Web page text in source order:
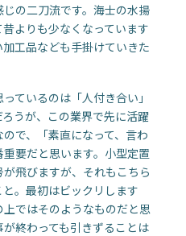
の二刀流です。海士の水揚
よりも少なくなっています
工品なども手掛けていきた
ているのは「人付き合い」
うが、この業界で先に活躍
で、「素直になって、言わ
要だと思います。小型定置
飛びますが、それもこちら
。最初はビックリします
ではそのようなものだと思
終わっても引きずることは